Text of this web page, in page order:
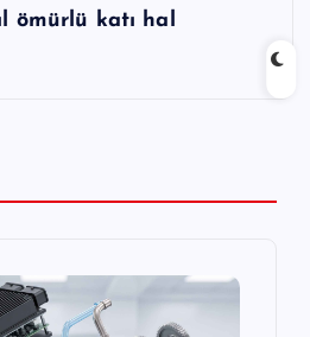
ömürlü katı hal